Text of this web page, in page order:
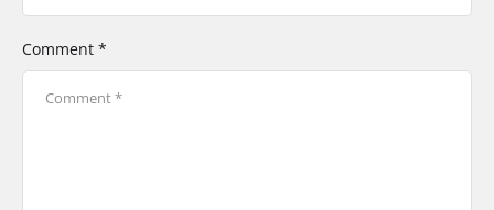
Comment *